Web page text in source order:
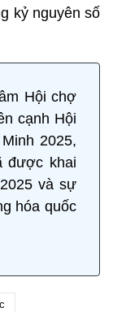
kỷ nguyên số
Hội chợ
cạnh Hội
2025,
được khai
và sự
hóa quốc